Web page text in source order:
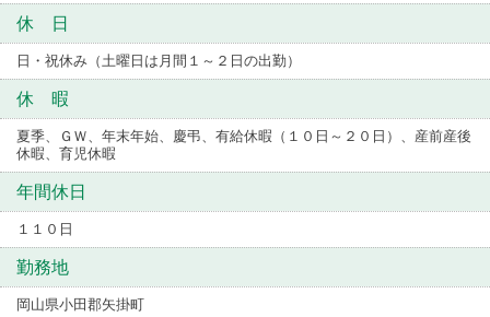
休 日
日・祝休み（土曜日は月間１～２日の出勤）
休 暇
夏季、ＧＷ、年末年始、慶弔、有給休暇（１０日～２０日）、産前産後
休暇、育児休暇
年間休日
１１０日
勤務地
岡山県小田郡矢掛町